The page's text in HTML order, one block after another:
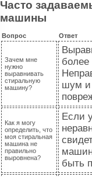
Часто
машины
Вопрос Ответ
Зачем мне
нужно
выравнивать
стиральную
машину?
шум и
Как я могу
определить, что
моя стиральная
машина не
правильно
выровнена?
Если
быть